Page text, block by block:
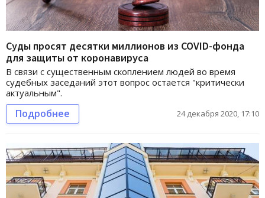
Суды просят десятки миллионов из COVID-фонда
для защиты от коронавируса
В связи с существенным скоплением людей во время
судебных заседаний этот вопрос остается "критически
актуальным".
Подробнее 24 декабря 2020, 17:10